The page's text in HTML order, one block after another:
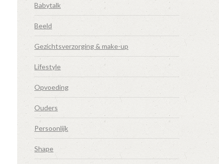
Babytalk
Beeld
Gezichtsverzorging & make-up
Lifestyle
Opvoeding
Ouders
Persoonlijk
Shape